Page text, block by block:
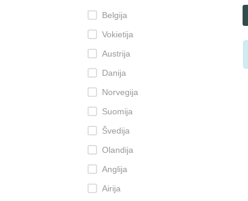
Belgija
Vokietija
Austrija
Danija
Norvegija
Suomija
Švedija
Olandija
Anglija
Airija